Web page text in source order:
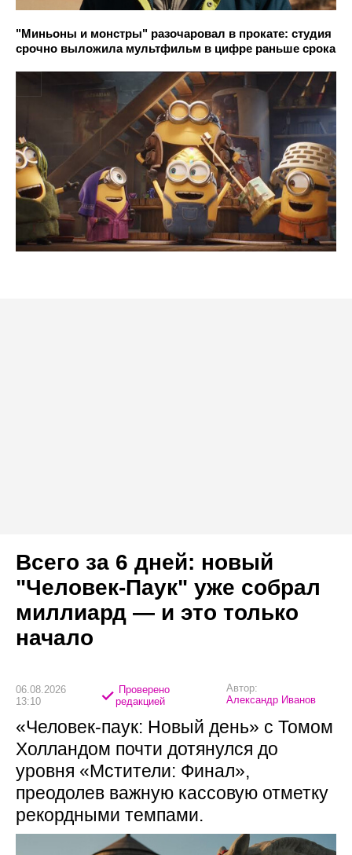
"Миньоны и монстры" разочаровал в прокате: студия
срочно выложила мультфильм в цифре раньше срока
Всего за 6 дней: новый
"Человек-Паук" уже собрал
миллиард — и это только
начало
06.08.2026
13:10
Проверено
редакцией
Автор:
Александр Иванов
«Человек-паук: Новый день» с Томом
Холландом почти дотянулся до
уровня «Мстители: Финал»,
преодолев важную кассовую отметку
рекордными темпами.